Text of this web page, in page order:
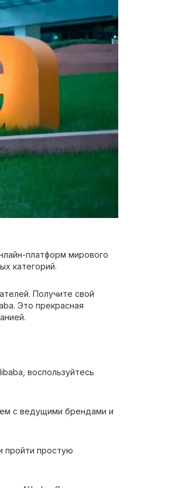
платформ мирового
категорий.
Получите свой
Это прекрасная
воспользуйтесь
с ведущими брендами и
пройти простую